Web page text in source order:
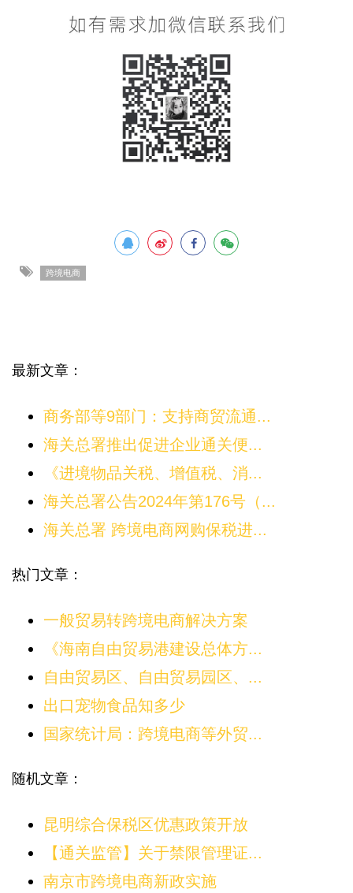
跨境电商
最新文章：
商务部等9部门：支持商贸流通...
海关总署推出促进企业通关便...
《进境物品关税、增值税、消...
海关总署公告2024年第176号（...
海关总署 跨境电商网购保税进...
热门文章：
一般贸易转跨境电商解决方案
《海南自由贸易港建设总体方...
自由贸易区、自由贸易园区、...
出口宠物食品知多少
国家统计局：跨境电商等外贸...
随机文章：
昆明综合保税区优惠政策开放
【通关监管】关于禁限管理证...
南京市跨境电商新政实施